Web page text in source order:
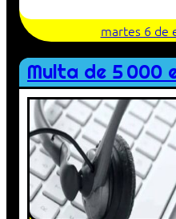
martes 6 de
Multa de 5 000